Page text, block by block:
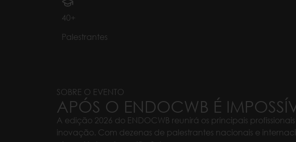
40+
Palestrantes
SOBRE O EVENTO
APÓS O ENDOCWB É
A edição 2026 do ENDOCWB reunirá os principais
inovação. Com dezenas de palestrantes nacionais e